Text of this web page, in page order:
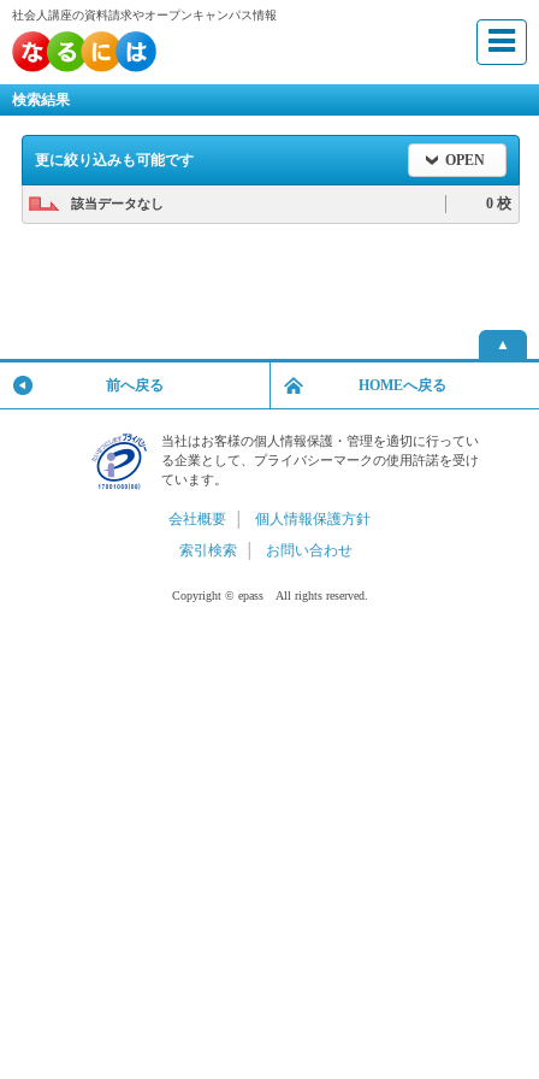
社会人講座の資料請求やオープンキャンパス情報
検索結果
更に絞り込みも可能です OPEN
該当データなし 0 校
▲
前へ戻る HOMEへ戻る
当社はお客様の個人情報保護・管理を適切に行ってい
る企業として、プライバシーマークの使用許諾を受け
ています。
会社概要
個人情報保護方針
索引検索
お問い合わせ
Copyright © epass All rights reserved.